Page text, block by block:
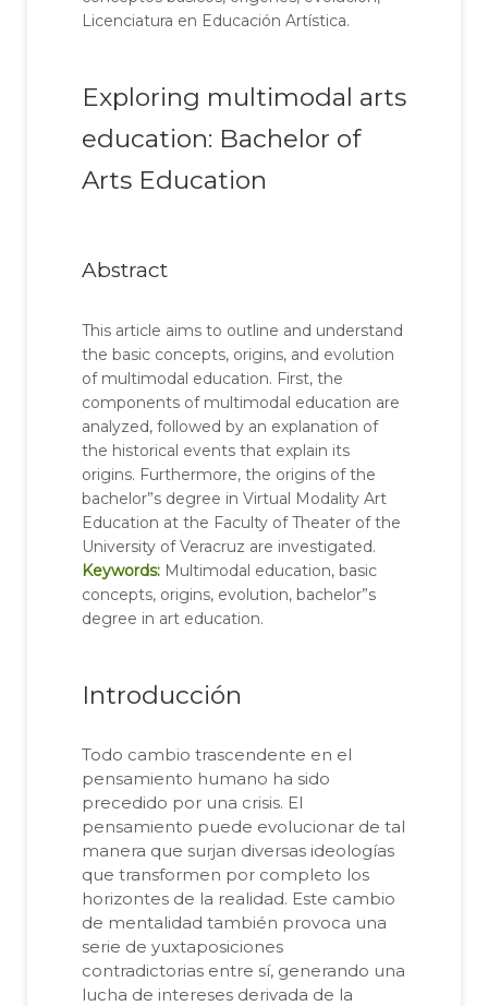
Licenciatura en Educación Artística.
Exploring multimodal arts
education: Bachelor of
Arts Education
Abstract
This article aims to outline and understand
the basic concepts, origins, and evolution
of multimodal education. First, the
components of multimodal education are
analyzed, followed by an explanation of
the historical events that explain its
origins. Furthermore, the origins of the
bachelor”s degree in Virtual Modality Art
Education at the Faculty of Theater of the
University of Veracruz are investigated.
Keywords: Multimodal education, basic
concepts, origins, evolution, bachelor”s
degree in art education.
Introducción
Todo cambio trascendente en el
pensamiento humano ha sido
precedido por una crisis. El
pensamiento puede evolucionar de tal
manera que surjan diversas ideologías
que transformen por completo los
horizontes de la realidad. Este cambio
de mentalidad también provoca una
serie de yuxtaposiciones
contradictorias entre sí, generando una
lucha de intereses derivada de la